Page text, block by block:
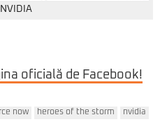
oficială de Facebook!
now heroes of the storm
nvidia